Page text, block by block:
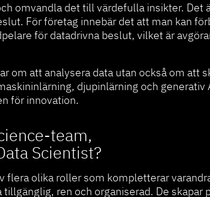
omvandla det till värdefulla insikter.
För företag innebär det att man kan
för datadrivna beslut, vilket är
om att analysera data utan också om att
djupinlärning och
för innovation.
team,
Scientist?
olika roller som kompletterar
ren och organiserad. De